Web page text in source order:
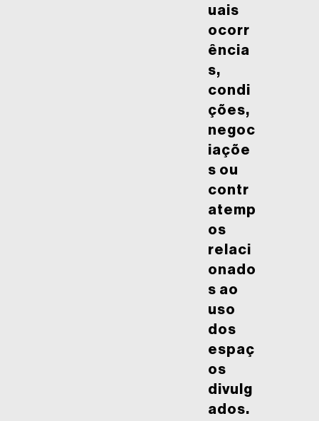
uais
ocorr
ência
s,
condi
ções,
negoc
iaçõe
s ou
contr
atemp
os
relaci
onado
s ao
uso
dos
espaç
os
divulg
ados.